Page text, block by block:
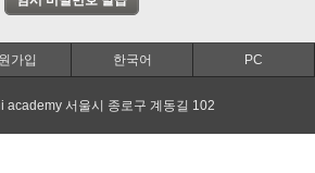
가입 한국어 PC
academy 서울시 종로구 계동길 102